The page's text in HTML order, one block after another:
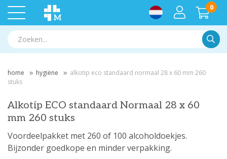
0
home hygiëne
alkotip eco standaard normaal 28 x 60 mm 260
stuks
Alkotip ECO standaard Normaal 28 x 60
mm 260 stuks
Voordeelpakket met 260 of 100 alcoholdoekjes.
Bijzonder goedkope en minder verpakking.